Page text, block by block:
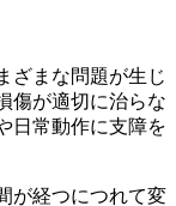
ざまな問題が生じ
傷が適切に治らな
日常動作に支障を
が経つにつれて変